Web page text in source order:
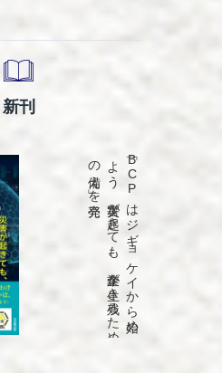
新刊
「B
C
P
は
ジ
ギ
ョ
ケ
イ
か
ら
始め
よ
う
災害が
起き
て
も
、
企業が
生き
残る
た
め
の
備え
」を
発売